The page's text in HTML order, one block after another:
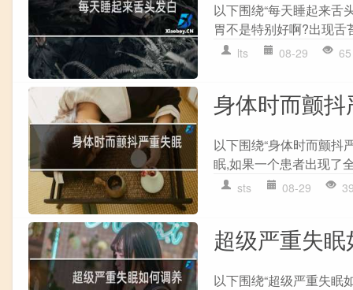
以下围绕“每天睡起来舌
胃不是特别好啊?出现
lts 08-29 65
身体时而颤
以下围绕“身体时而颤抖
眠,如果一个患者出现了
sts 08-29
超级严重失
以下围绕“超级严重失眠